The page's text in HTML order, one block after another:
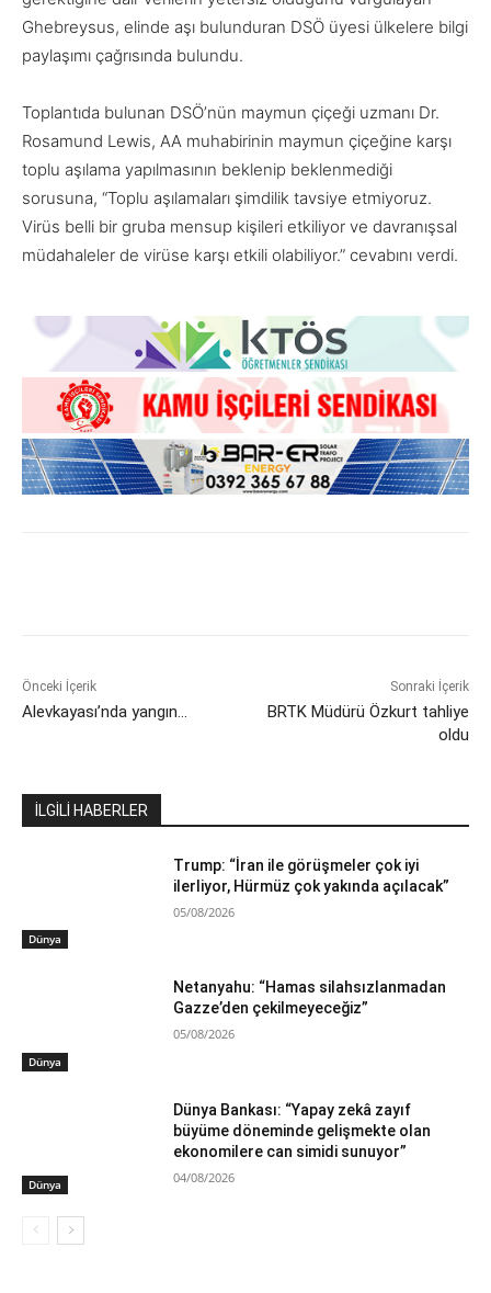
Ghebreysus, elinde aşı bulunduran DSÖ üyesi ülkelere bilgi
paylaşımı çağrısında bulundu.
Toplantıda bulunan DSÖ’nün maymun çiçeği uzmanı Dr.
Rosamund Lewis, AA muhabirinin maymun çiçeğine karşı
toplu aşılama yapılmasının beklenip beklenmediği
sorusuna, “Toplu aşılamaları şimdilik tavsiye etmiyoruz.
Virüs belli bir gruba mensup kişileri etkiliyor ve davranışsal
müdahaleler de virüse karşı etkili olabiliyor.” cevabını verdi.
Önceki İçerik
Alevkayası’nda yangın…
Sonraki İçerik
BRTK Müdürü Özkurt tahliye
oldu
İLGİLİ HABERLER
Dünya
Trump: “İran ile görüşmeler çok iyi
ilerliyor, Hürmüz çok yakında açılacak”
05/08/2026
Dünya
Netanyahu: “Hamas silahsızlanmadan
Gazze’den çekilmeyeceğiz”
05/08/2026
Dünya
Dünya Bankası: “Yapay zekâ zayıf
büyüme döneminde gelişmekte olan
ekonomilere can simidi sunuyor”
04/08/2026